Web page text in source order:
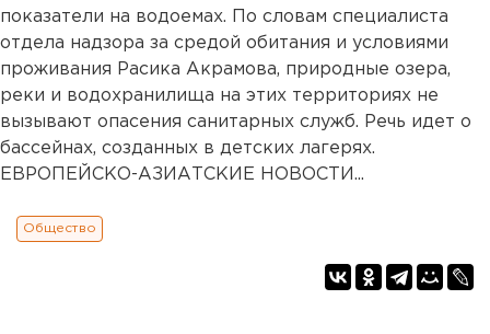
показатели на водоемах. По словам специалиста
отдела надзора за средой обитания и условиями
проживания Расика Акрамова, природные озера,
реки и водохранилища на этих территориях не
вызывают опасения санитарных служб. Речь идет о
бассейнах, созданных в детских лагерях.
ЕВРОПЕЙСКО-АЗИАТСКИЕ НОВОСТИ...
Общество